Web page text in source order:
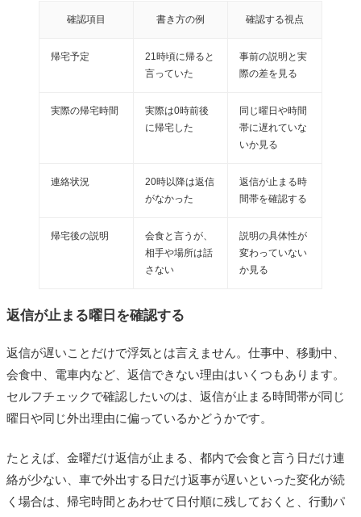
確認項目 書き方の例 確認する視点
帰宅予定
21時頃に帰ると
言っていた
事前の説明と実
際の差を見る
実際の帰宅時間
実際は0時前後
に帰宅した
同じ曜日や時間
帯に遅れていな
いか見る
連絡状況
20時以降は返信
がなかった
返信が止まる時
間帯を確認する
帰宅後の説明
会食と言うが、
相手や場所は話
さない
説明の具体性が
変わっていない
か見る
返信が止まる曜日を確認する
返信が遅いことだけで浮気とは言えません。仕事中、移動中、
会食中、電車内など、返信できない理由はいくつもあります。
セルフチェックで確認したいのは、返信が止まる時間帯が同じ
曜日や同じ外出理由に偏っているかどうかです。
たとえば、金曜だけ返信が止まる、都内で会食と言う日だけ連
絡が少ない、車で外出する日だけ返事が遅いといった変化が続
く場合は、帰宅時間とあわせて日付順に残しておくと、行動パ